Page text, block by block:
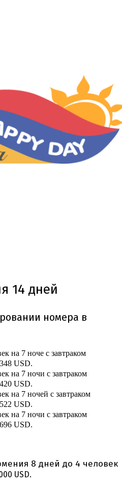
14 дней
номера в
на 7 ноче с завтраком
348 USD.
на 7 ночи с завтраком
420 USD.
на 7 ночей с завтраком
522 USD.
на 7 ночи с завтраком
696 USD.
8 дней до 4 человек
USD.